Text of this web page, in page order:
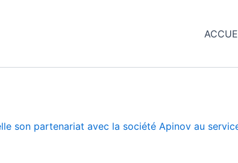
son partenariat avec la société Apinov au